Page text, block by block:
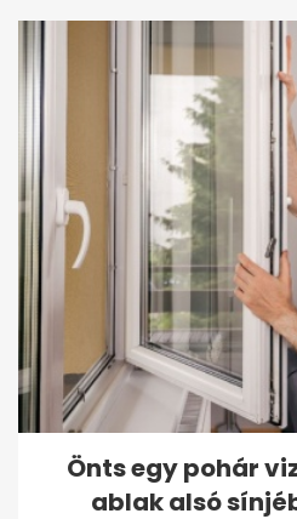
Önts egy pohár
ablak alsó